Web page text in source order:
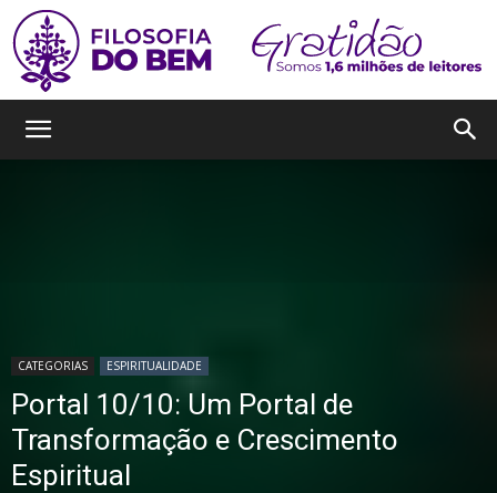
CATEGORIAS ESPIRITUALIDADE
Portal 10/10: Um Portal de
Transformação e Crescimento
Espiritual